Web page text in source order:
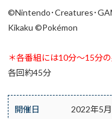
©Nintendo･Creatures･
Kikaku ©Pokémon
＊各番組には10分～15分
各回約45分
開催日 2022年5